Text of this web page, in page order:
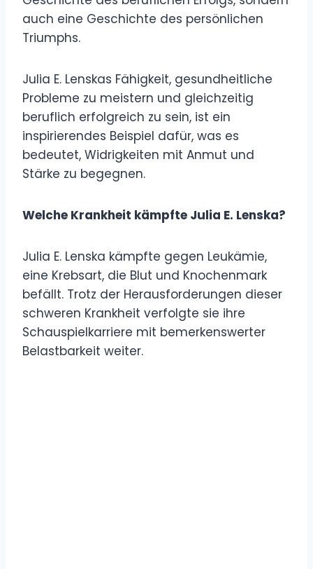
auch eine Geschichte des persönlichen
Triumphs.
Julia E. Lenskas Fähigkeit, gesundheitliche
Probleme zu meistern und gleichzeitig
beruflich erfolgreich zu sein, ist ein
inspirierendes Beispiel dafür, was es
bedeutet, Widrigkeiten mit Anmut und
Stärke zu begegnen.
Welche Krankheit kämpfte Julia E. Lenska?
Julia E. Lenska kämpfte gegen Leukämie,
eine Krebsart, die Blut und Knochenmark
befällt. Trotz der Herausforderungen dieser
schweren Krankheit verfolgte sie ihre
Schauspielkarriere mit bemerkenswerter
Belastbarkeit weiter.